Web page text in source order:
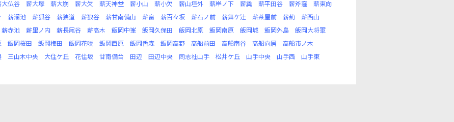
大仏谷 薪大塚 薪大崩 薪大欠 薪天神堂 薪小山 薪小欠 薪山垣外 薪岸ノ下 薪巽 薪平田谷 薪斧窪
薪東向
薪溜池 薪狐谷 薪狭道 薪狼谷 薪甘南備山 薪畠 薪百々坂 薪石ノ前 薪舞ケ辻 薪茶屋前 薪薊
薪西山
薪赤池 薪里ノ内 薪長尾谷 薪高木 飯岡中峯 飯岡久保田 飯岡北原 飯岡南原 飯岡城 飯岡外島
飯岡大将軍
飯岡桜田 飯岡権田 飯岡花咲 飯岡西原 飯岡香森 飯岡高野 高船前田 高船南谷 高船向居
高船市ノ木
三山木中央 大住ケ丘 花住坂 甘南備台 田辺 田辺中央 同志社山手 松井ケ丘 山手中央 山手西
山手東